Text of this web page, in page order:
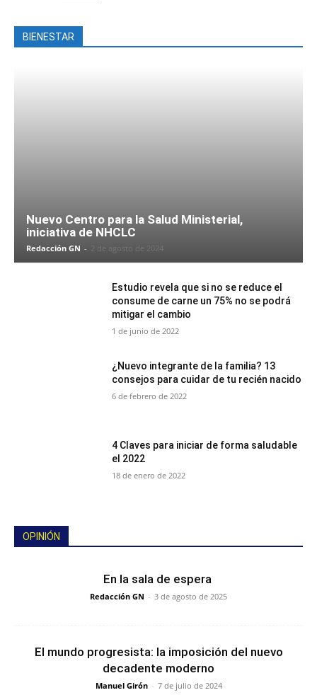
BIENESTAR
Nuevo Centro para la Salud Ministerial,
iniciativa de NHCLC
Redacción GN - 2 de agosto de 2024
Estudio revela que si no se reduce el
consume de carne un 75% no se podrá
mitigar el cambio
1 de junio de 2022
¿Nuevo integrante de la familia? 13
consejos para cuidar de tu recién nacido
6 de febrero de 2022
4 Claves para iniciar de forma saludable
el 2022
18 de enero de 2022
OPINIÓN
En la sala de espera
Redacción GN - 3 de agosto de 2025
El mundo progresista: la imposición del nuevo
decadente moderno
Manuel Girón - 7 de julio de 2024